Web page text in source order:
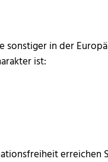
in der
ist:
erreichen